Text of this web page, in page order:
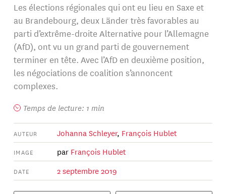
Les élections régionales qui ont eu lieu en Saxe et
au Brandebourg, deux Länder très favorables au
parti d’extrême-droite Alternative pour l’Allemagne
(AfD), ont vu un grand parti de gouvernement
terminer en tête. Avec l’AfD en deuxième position,
les négociations de coalition s’annoncent
complexes.
Temps de lecture: 1 min
AUTEUR Johanna Schleyer, François Hublet
IMAGE par François Hublet
DATE 2 septembre 2019